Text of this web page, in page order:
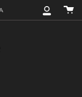
マ
カ
ー